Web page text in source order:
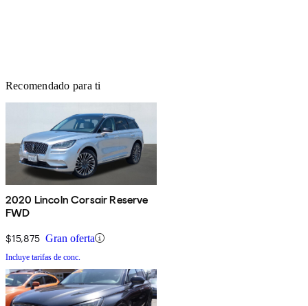
Recomendado para ti
2020 Lincoln Corsair Reserve
FWD
$15,875 Gran oferta
Incluye tarifas de conc.